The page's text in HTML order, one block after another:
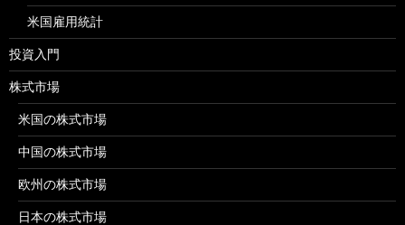
米国雇用統計
投資入門
株式市場
米国の株式市場
中国の株式市場
欧州の株式市場
日本の株式市場